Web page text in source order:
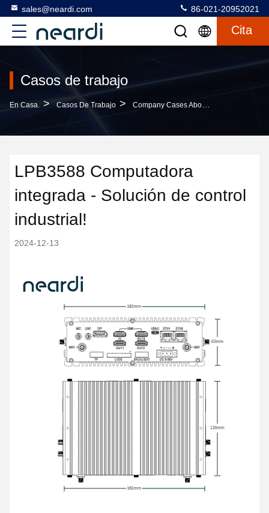
sales@neardi.com 86-021-20952021
Cita
Casos de trabajo
En Casa. > Casos De Trabajo > Company Cases About LPB3588 Computadora Integrada - Solución De Control Industrial!
LPB3588 Computadora
integrada - Solución de control
industrial!
2024-12-13